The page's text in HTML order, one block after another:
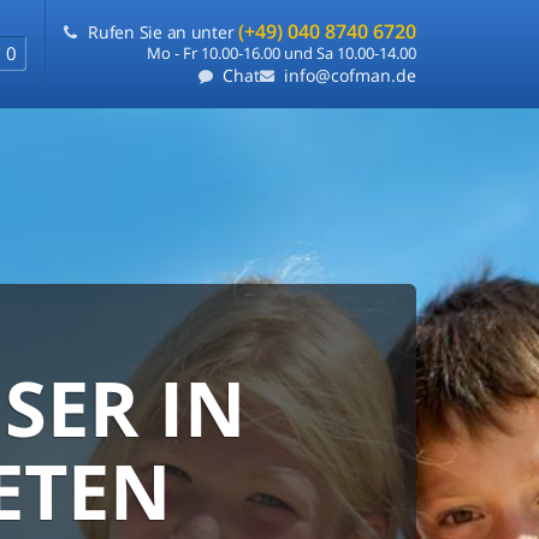
0
Rufen Sie an unter(+49) 040 8740 6720
Mo - Fr 10.00-16.00 und Sa 10.00-14.00
Chat info@cofman.de
IN
uns